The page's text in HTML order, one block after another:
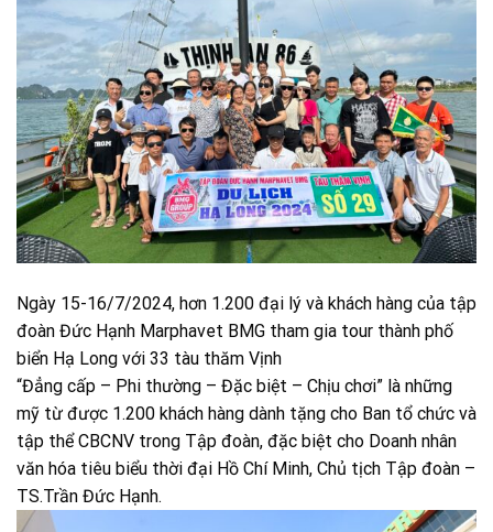
Ngày 15-16/7/2024, hơn 1.200 đại lý và khách hàng của tập
đoàn Đức Hạnh Marphavet BMG tham gia tour thành phố
biển Hạ Long với 33 tàu thăm Vịnh
“Đẳng cấp – Phi thường – Đặc biệt – Chịu chơi” là những
mỹ từ được 1.200 khách hàng dành tặng cho Ban tổ chức và
tập thể CBCNV trong Tập đoàn, đặc biệt cho Doanh nhân
văn hóa tiêu biểu thời đại Hồ Chí Minh, Chủ tịch Tập đoàn –
TS.Trần Đức Hạnh.